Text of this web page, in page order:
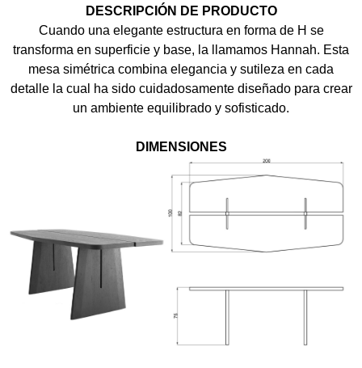
DESCRIPCIÓN DE PRODUCTO
Cuando una elegante estructura en forma de H se
transforma en superficie y base, la llamamos Hannah. Esta
mesa simétrica combina elegancia y sutileza en cada
detalle la cual ha sido cuidadosamente diseñado para crear
un ambiente equilibrado y sofisticado.
DIMENSIONES